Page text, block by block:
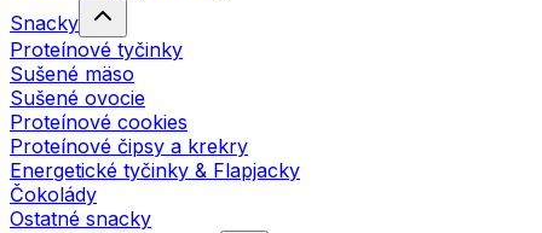
Snacky
Proteínové tyčinky
Sušené mäso
Sušené ovocie
Proteínové cookies
Proteínové čipsy a krekry
Energetické tyčinky & Flapjacky
Čokolády
Ostatné snacky